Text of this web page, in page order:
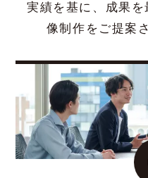
実績を基に、成果
像制作をご提案